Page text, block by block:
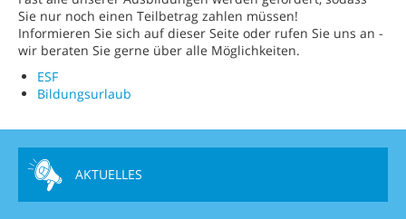
Sie nur noch einen Teilbetrag zahlen müssen!
Informieren Sie sich auf dieser Seite oder rufen Sie uns an -
wir beraten Sie gerne über alle Möglichkeiten.
ESF
Bildungsurlaub
AKTUELLES